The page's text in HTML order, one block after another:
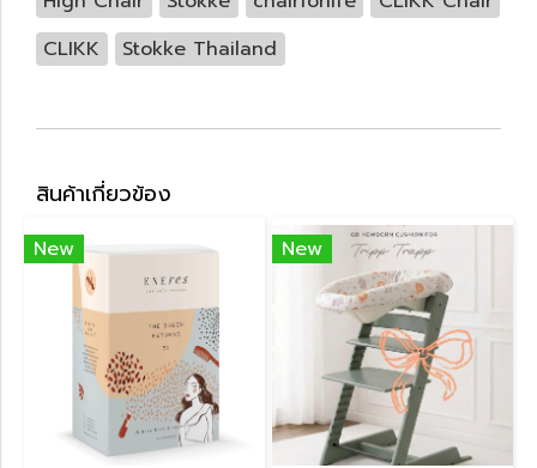
CLIKK
Stokke Thailand
สินค้าเกี่ยวข้อง
New New